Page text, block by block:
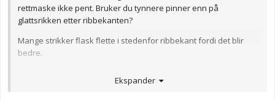
rettmaske ikke pent. Bruker du tynnere pinner enn på
glattsrikken etter ribbekanten?
Mange strikker flask flette i stedenfor ribbekant fordi det blir
bedre.
Ekspander